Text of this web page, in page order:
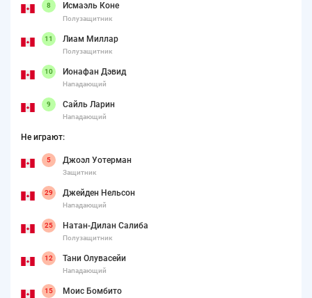
8 Исмаэль Коне
Полузащитник
11 Лиам Миллар
Полузащитник
10 Ионафан Дэвид
Нападающий
9 Сайль Ларин
Нападающий
Не играют:
5 Джоэл Уотерман
Защитник
29 Джейден Нельсон
Нападающий
25 Натан-Дилан Салиба
Полузащитник
12 Тани Олувасейи
Нападающий
15 Моис Бомбито